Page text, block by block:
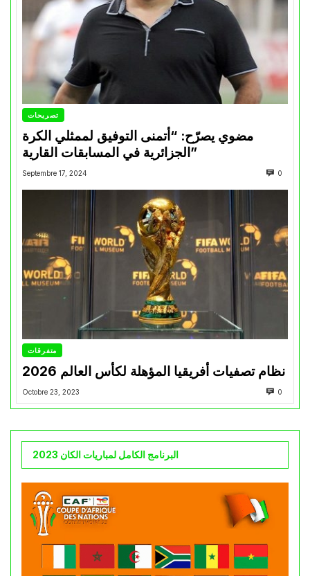
تصريحات
مضوي يصرّح: “أتمنى التوفيق لممثلي الكرة
الجزائرية في المسابقات القارية”
Septembre 17, 2024 0
متفرقات
نظام تصفيات أفريقيا المؤهلة لكأس العالم 2026
Octobre 23, 2023 0
البرنامج الكامل لمباريات الكان 2023